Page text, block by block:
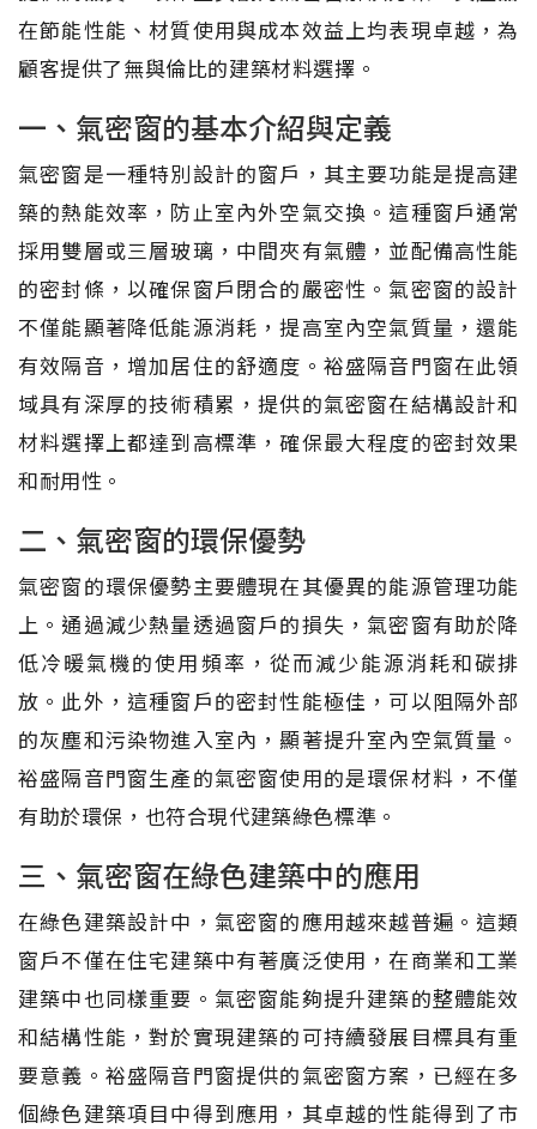
在節能性能、材質使用與成本效益上均表現卓越，為
顧客提供了無與倫比的建築材料選擇。
一、氣密窗的基本介紹與定義
氣密窗是一種特別設計的窗戶，其主要功能是提高建
築的熱能效率，防止室內外空氣交換。這種窗戶通常
採用雙層或三層玻璃，中間夾有氣體，並配備高性能
的密封條，以確保窗戶閉合的嚴密性。氣密窗的設計
不僅能顯著降低能源消耗，提高室內空氣質量，還能
有效隔音，增加居住的舒適度。裕盛隔音門窗在此領
域具有深厚的技術積累，提供的氣密窗在結構設計和
材料選擇上都達到高標準，確保最大程度的密封效果
和耐用性。
二、氣密窗的環保優勢
氣密窗的環保優勢主要體現在其優異的能源管理功能
上。通過減少熱量透過窗戶的損失，氣密窗有助於降
低冷暖氣機的使用頻率，從而減少能源消耗和碳排
放。此外，這種窗戶的密封性能極佳，可以阻隔外部
的灰塵和污染物進入室內，顯著提升室內空氣質量。
裕盛隔音門窗生產的氣密窗使用的是環保材料，不僅
有助於環保，也符合現代建築綠色標準。
三、氣密窗在綠色建築中的應用
在綠色建築設計中，氣密窗的應用越來越普遍。這類
窗戶不僅在住宅建築中有著廣泛使用，在商業和工業
建築中也同樣重要。氣密窗能夠提升建築的整體能效
和結構性能，對於實現建築的可持續發展目標具有重
要意義。裕盛隔音門窗提供的氣密窗方案，已經在多
個綠色建築項目中得到應用，其卓越的性能得到了市